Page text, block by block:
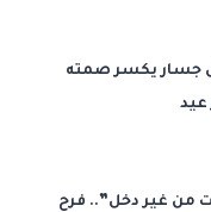
جسار يكسر صمته
عيد
غير دخل”.. فرح